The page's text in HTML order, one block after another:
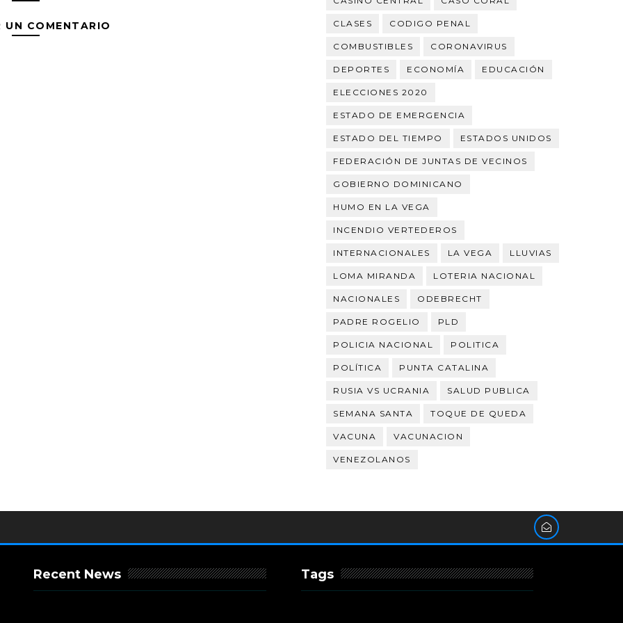
UN COMENTARIO CLASES CODIGO PENAL
COMBUSTIBLES CORONAVIRUS
DEPORTES ECONOMÍA EDUCACIÓN
ELECCIONES 2020
ESTADO DE EMERGENCIA
ESTADO DEL TIEMPO ESTADOS UNIDOS
FEDERACIÓN DE JUNTAS DE VECINOS
GOBIERNO DOMINICANO
HUMO EN LA VEGA
INCENDIO VERTEDEROS
INTERNACIONALES LA VEGA LLUVIAS
LOMA MIRANDA LOTERIA NACIONAL
NACIONALES ODEBRECHT
PADRE ROGELIO PLD
POLICIA NACIONAL POLITICA
POLÍTICA PUNTA CATALINA
RUSIA VS UCRANIA SALUD PUBLICA
SEMANA SANTA TOQUE DE QUEDA
VACUNA VACUNACION
VENEZOLANOS
Recent News Tags